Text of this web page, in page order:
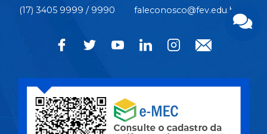
(17) 3405 9999 / 9990 faleconosco@fev.edu.br